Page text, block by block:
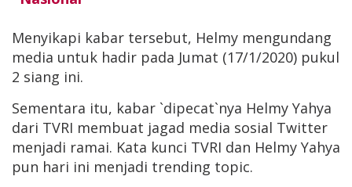
Menyikapi kabar tersebut, Helmy mengundang
media untuk hadir pada Jumat (17/1/2020) pukul
2 siang ini.
Sementara itu, kabar `dipecat`nya Helmy Yahya
dari TVRI membuat jagad media sosial Twitter
menjadi ramai. Kata kunci TVRI dan Helmy Yahya
pun hari ini menjadi trending topic.